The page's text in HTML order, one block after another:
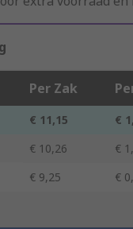
Per Zak
€ 11,15
€
€ 10,26
€
€ 9,25 €